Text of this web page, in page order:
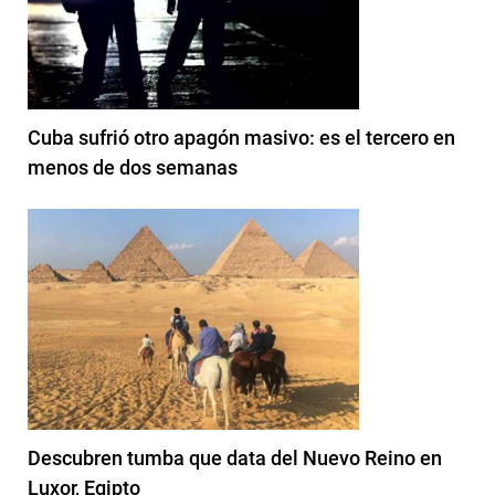
Cuba sufrió otro apagón masivo: es el tercero en
menos de dos semanas
Descubren tumba que data del Nuevo Reino en
Luxor, Egipto